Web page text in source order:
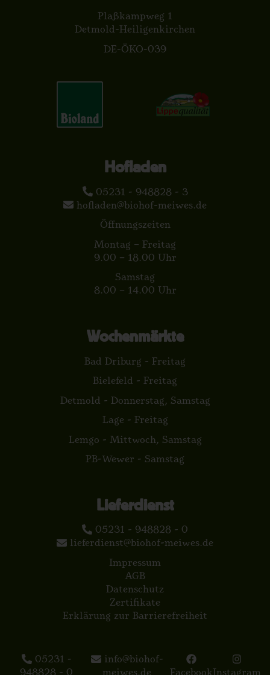
Plaßkampweg 1
Detmold-Heiligenkirchen
DE-ÖKO-039
Hofladen
05231 - 948828 - 3
hofladen@biohof-meiwes.de
Öffnungszeiten
Montag – Freitag
9.00 – 18.00 Uhr
Samstag
8.00 – 14.00 Uhr
Wochenmärkte
Bad Driburg - Freitag
Bielefeld - Freitag
Detmold - Donnerstag, Samstag
Lage - Freitag
Lemgo - Mittwoch, Samstag
PB-Wewer - Samstag
Lieferdienst
05231 - 948828 - 0
lieferdienst@biohof-meiwes.de
Impressum
AGB
Datenschutz
Zertifikate
Erklärung zur Barrierefreiheit
05231 -
948828 - 0
info@biohof-
meiwes.de
FacebookInstagram